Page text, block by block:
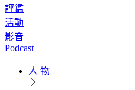
評鑑
活動
影音
Podcast
人 物